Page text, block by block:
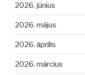
2026. június
2026. május
2026. április
2026. március